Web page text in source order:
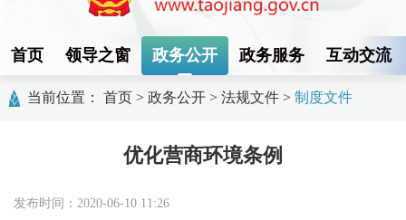
首页 领导之窗 政务公开 政务服务 互动交流
当前位置： 首页 > 政务公开 > 法规文件 > 制度文件
优化营商环境条例
发布时间：2020-06-10 11:26